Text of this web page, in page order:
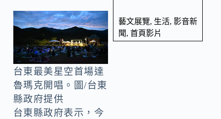
台東最美星空首場達
魯瑪克開唱。圖/台東
縣政府提供
台東縣政府表示，今
藝文展覽, 生活, 影音新
聞, 首頁影片